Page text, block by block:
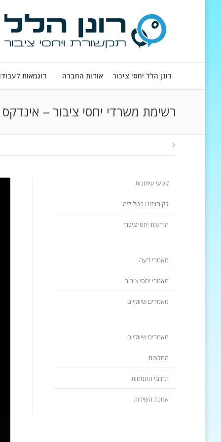
רונן הלל יחסי ציבור אודות החברה דוגמאות
רשימת משרדי יחסי ציבור – אינדקס
קטעי עיתונות
לקוחותינו בטלויזיה
הודעות יחסי ציבור
מאמרי דעה
מאמרי יחסי ציבור
מאמרים שיווקיים
מאמרים שיווקיים
המלצות
תחומי התמחות
אמנת השירות